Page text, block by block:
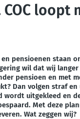
loopt
pensioenen staan
wil dat wij
pensioen en met
Dan volgen straf
wordt uitgekleed en
Met deze
Wat zeggen wij?